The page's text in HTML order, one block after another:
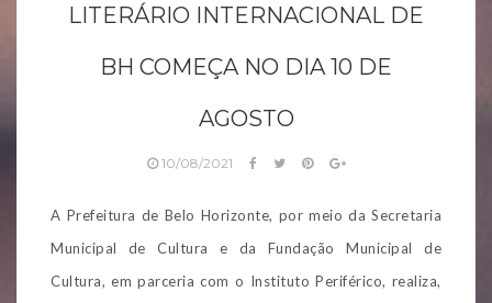
LITERÁRIO INTERNACIONAL DE
BH COMEÇA NO DIA 10 DE
AGOSTO
10/08/2021
A Prefeitura de Belo Horizonte, por meio da Secretaria
Municipal de Cultura e da Fundação Municipal de
Cultura, em parceria com o Instituto Periférico, realiza,